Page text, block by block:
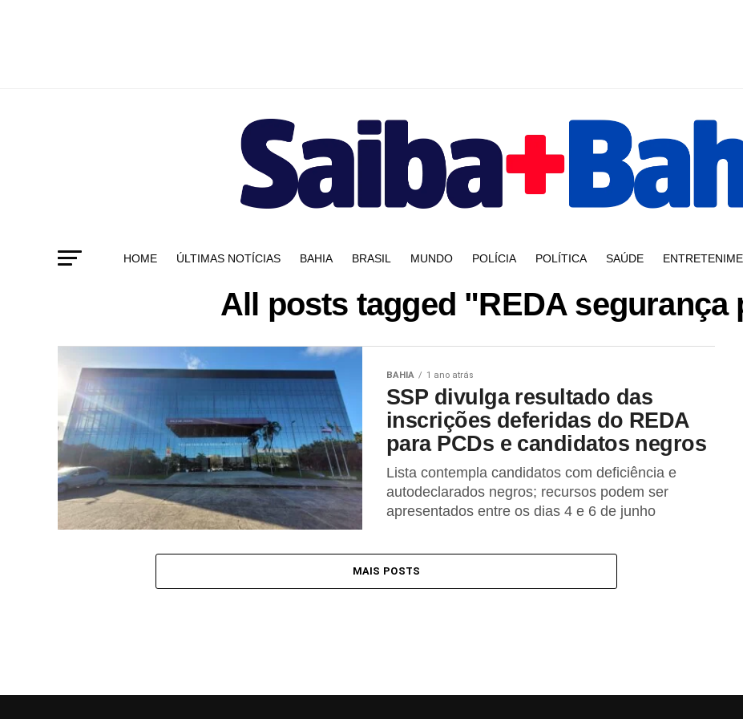
HOME ÚLTIMAS NOTÍCIAS BAHIA BRASIL MUNDO POLÍCIA POLÍTICA SAÚDE
All posts tagged "REDA segurança
BAHIA 1 ano atrás
SSP divulga resultado das
inscrições deferidas do REDA
para PCDs e candidatos negros
Lista contempla candidatos com deficiência e
autodeclarados negros; recursos podem ser
apresentados entre os dias 4 e 6 de junho
MAIS POSTS